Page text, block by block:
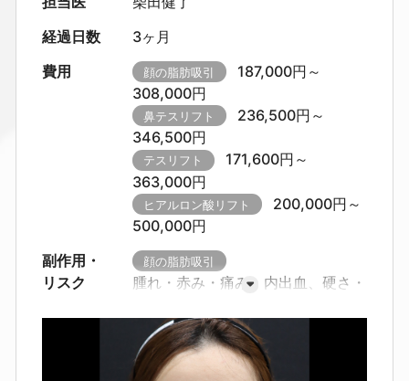
経過日数
3ヶ月
費用
顔の脂肪吸引
187,000円～
308,000円
鼻テスリフト
236,500円～
346,500円
テスリフト
171,600円～
363,000円
ヒアルロン酸リフト
200,000円～
500,000円
副作用・
リスク
顔の脂肪吸引
腫れ・赤み・痛み、内出血、硬さ・
挿入部の赤み・色素沈着
血・血腫、創離開
皮膚の凹凸・左
右差が生じることがあります。